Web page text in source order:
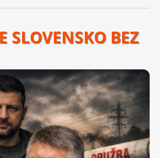
SLOVENSKO BEZ